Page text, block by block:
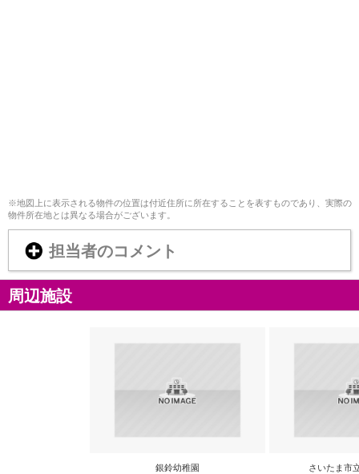
※地図上に表示される物件の位置は付近住所に所在することを表すものであり、実際の
物件所在地とは異なる場合がございます。
担当者のコメント
周辺施設
銀鈴幼稚園 さいたま市